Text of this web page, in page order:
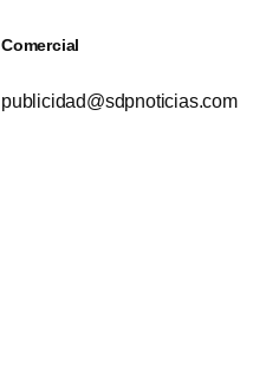
Comercial
publicidad@sdpnoticias.com